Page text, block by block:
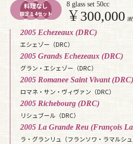
料理なし
限定１4セット
8 glass set 50cc
￥300,000 消
2005 Echezeaux (DRC)
エシェゾー（DRC）
2005 Grands Echezeaux (DRC)
グラン・エシェゾー（DRC）
2005 Romanee Saint Vivant (DRC)
ロマネ・サン・ヴィヴァン（DRC）
2005 Richebourg (DRC)
リシュブール（DRC）
2005 La Grande Reu (François
ラ・グランリュ（フランソワ・ラマルシュ